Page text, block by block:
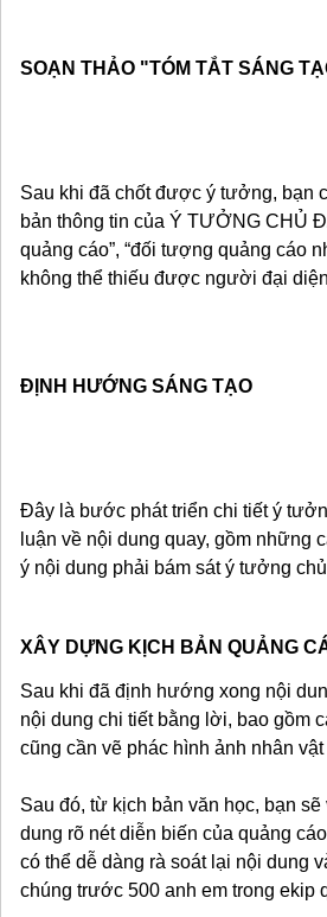
SOẠN THẢO "TÓM TẮT SÁNG
Sau khi đã chốt được ý tưởng, bạn
bản thông tin của Ý TƯỞNG CHỦ
quảng cáo”, “đối tượng quảng cáo
không thể thiếu được người đại
ĐỊNH HƯỚNG SÁNG TẠO
Đây là bước phát triển chi tiết ý
luận về nội dung quay, gồm những
ý nội dung phải bám sát ý tưởng
XÂY DỰNG KỊCH BẢN QUẢNG
Sau khi đã định hướng xong nội
nội dung chi tiết bằng lời, bao gồm
cũng cần vẽ phác hình ảnh nhân vật
Sau đó, từ kịch bản văn học, bạn
dung rõ nét diễn biến của quảng
có thể dễ dàng rà soát lại nội dung
chúng trước 500 anh em trong ekip